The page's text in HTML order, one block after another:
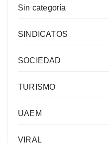
Sin categoría
SINDICATOS
SOCIEDAD
TURISMO
UAEM
VIRAL